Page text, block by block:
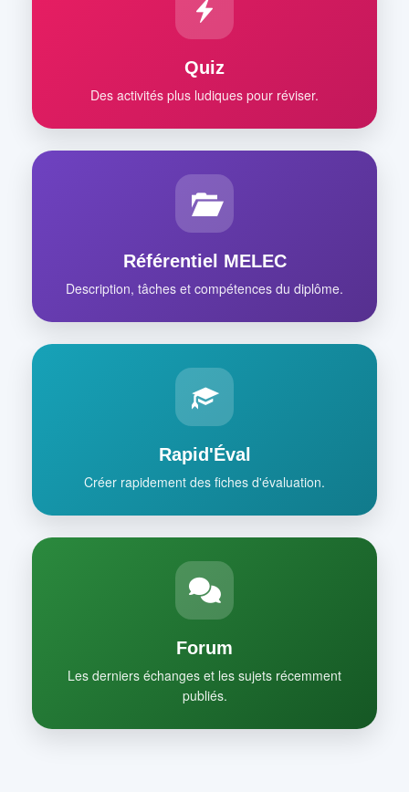
Quiz
Des activités plus ludiques pour réviser.
Référentiel MELEC
Description, tâches et compétences du diplôme.
Rapid'Éval
Créer rapidement des fiches d'évaluation.
Forum
Les derniers échanges et les sujets récemment
publiés.